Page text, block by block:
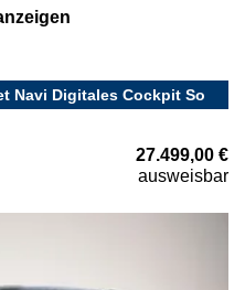
Navi Digitales Cockpit So
27.499,00 €
ausweisbar